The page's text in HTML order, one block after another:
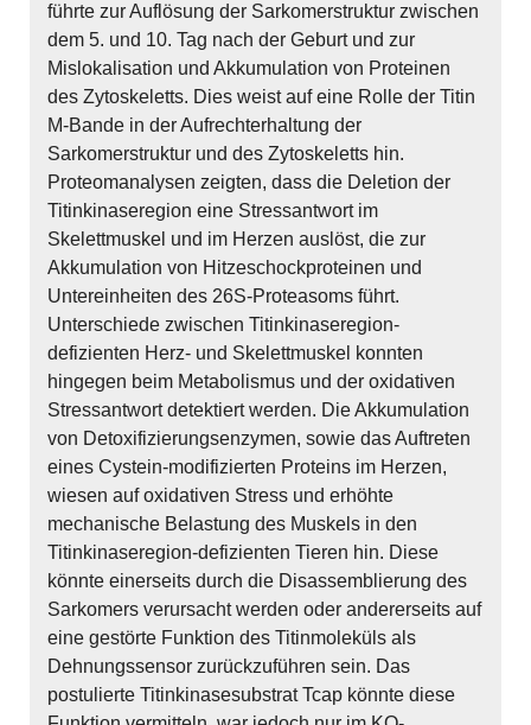
führte zur Auflösung der Sarkomerstruktur zwischen
dem 5. und 10. Tag nach der Geburt und zur
Mislokalisation und Akkumulation von Proteinen
des Zytoskeletts. Dies weist auf eine Rolle der Titin
M-Bande in der Aufrechterhaltung der
Sarkomerstruktur und des Zytoskeletts hin.
Proteomanalysen zeigten, dass die Deletion der
Titinkinaseregion eine Stressantwort im
Skelettmuskel und im Herzen auslöst, die zur
Akkumulation von Hitzeschockproteinen und
Untereinheiten des 26S-Proteasoms führt.
Unterschiede zwischen Titinkinaseregion-
defizienten Herz- und Skelettmuskel konnten
hingegen beim Metabolismus und der oxidativen
Stressantwort detektiert werden. Die Akkumulation
von Detoxifizierungsenzymen, sowie das Auftreten
eines Cystein-modifizierten Proteins im Herzen,
wiesen auf oxidativen Stress und erhöhte
mechanische Belastung des Muskels in den
Titinkinaseregion-defizienten Tieren hin. Diese
könnte einerseits durch die Disassemblierung des
Sarkomers verursacht werden oder andererseits auf
eine gestörte Funktion des Titinmoleküls als
Dehnungssensor zurückzuführen sein. Das
postulierte Titinkinasesubstrat Tcap könnte diese